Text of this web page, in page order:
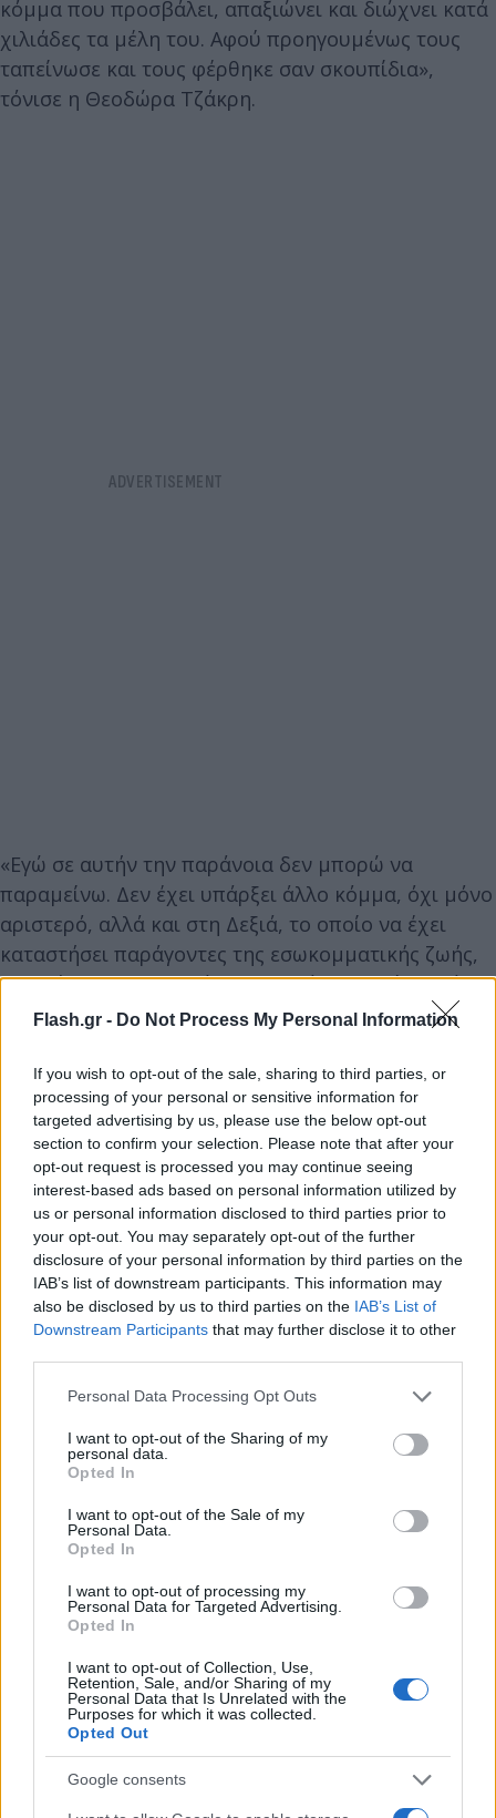
Flash.gr - Do Not Process My Personal Information
If you wish to opt-out of the sale, sharing to third parties, or
processing of your personal or sensitive information for
targeted advertising by us, please use the below opt-out
section to confirm your selection. Please note that after your
opt-out request is processed you may continue seeing
interest-based ads based on personal information utilized by
us or personal information disclosed to third parties prior to
your opt-out. You may separately opt-out of the further
disclosure of your personal information by third parties on the
IAB’s list of downstream participants. This information may
also be disclosed by us to third parties on the IAB’s List of
Downstream Participants that may further disclose it to other
Please note that this website/app uses one or more Google
not limited to your visit or usage behaviour. You may click to
grant or deny consent to Google and its third-party tags to
use your data for below specified purposes in below Google
consent section.
Personal Data Processing Opt Outs
I want to opt-out of the Sharing of my
personal data.
Opted In
I want to opt-out of the Sale of my
Personal Data.
Opted In
I want to opt-out of processing my
Personal Data for Targeted Advertising.
Opted In
I want to opt-out of Collection, Use,
Retention, Sale, and/or Sharing of my
Personal Data that Is Unrelated with the
Purposes for which it was collected.
Opted Out
Google consents
κόμμα που προσβάλει, απαξιώνει και διώχνει κατά
χιλιάδες τα μέλη του. Αφού προηγουμένως τους
ταπείνωσε και τους φέρθηκε σαν σκουπίδια»,
τόνισε η Θεοδώρα Τζάκρη.
«Εγώ σε αυτήν την παράνοια δεν μπορώ να
παραμείνω. Δεν έχει υπάρξει άλλο κόμμα, όχι μόνο
αριστερό, αλλά και στη Δεξιά, το οποίο να έχει
καταστήσει παράγοντες της εσωκομματικής ζωής,
πορτιέρηδες και μπράβους. Μιλάμε για βία, απάτη
αλλά και μια απύθμενη γελοιότητα», σημείωσε η
Σε ερώτηση γιατί «παραμένει μέχρι να φύγει», η
Θεοδώρα Τζάκρηυπογράμμισε: «Η μέριμνά μου
αυτή τη στιγμή δεν είναι να πάω και να αποτελέσω
τη 19η βουλευτή στους ανεξάρτητους. Το
ζητούμενο είναι να πάω στην κοινοβουλευτική
ομάδα ενός κόμματος που θα αποτελεί φυσική
εξέλιξη του ΣΥΡΙΖΑ και σε αυτό μπορώ να σας πω
ότι εργάζομαι νυχθημερόν».
«Θα φύγω και θα πάρω και άλλους μαζί μου. Η
έξοδος θα είναι συντονισμένη», δήλωσε
χαρακτηριστικά.